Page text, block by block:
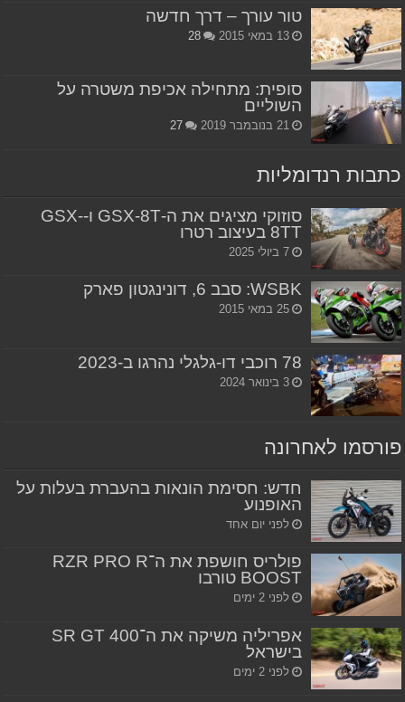
טור עורך – דרך חדשה
13 במאי 2015 28
סופית: מתחילה אכיפת משטרה על
השוליים
21 בנובמבר 2019 27
כתבות רנדומליות
סוזוקי מציגים את ה-GSX-8T ו-GSX-
8TT בעיצוב רטרו
7 ביולי 2025
WSBK: סבב 6, דונינגטון פארק
25 במאי 2015
78 רוכבי דו-גלגלי נהרגו ב-2023
3 בינואר 2024
פורסמו לאחרונה
חדש: חסימת הונאות בהעברת בעלות על
האופנוע
לפני יום אחד
פולריס חושפת את ה־RZR PRO R
BOOST טורבו
לפני 2 ימים
אפריליה משיקה את ה־SR GT 400
בישראל
לפני 2 ימים